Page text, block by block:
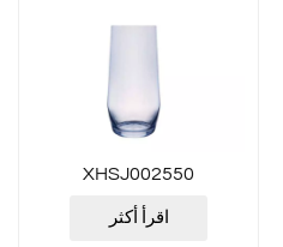
XHSJ002550
اقرأ أكثر